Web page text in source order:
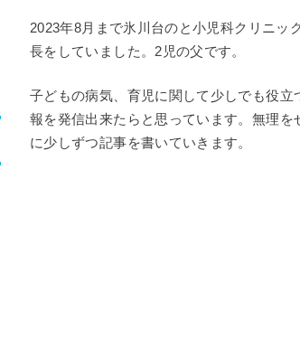
2023年8月まで氷川台のと小児科クリニッ
長をしていました。2児の父です。
子どもの病気、育児に関して少しでも役立
報を発信出来たらと思っています。無理を
に少しずつ記事を書いていきます。